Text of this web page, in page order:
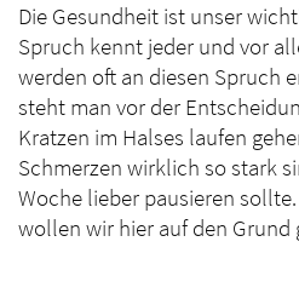
Die Gesundheit ist unser
Spruch kennt jeder und vor
werden oft an diesen Spruch
steht man vor der
Kratzen im Halses laufen
Schmerzen wirklich so stark
Woche lieber pausieren
wollen wir hier auf den Grund